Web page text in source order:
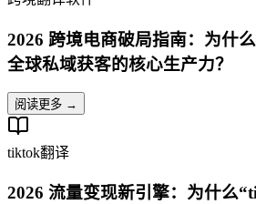
2026 跨境电商破局指南：为什
全球私域获客的核心生产力？
阅读更多 →
tiktok翻译
2026 流量变现新引擎：为什么